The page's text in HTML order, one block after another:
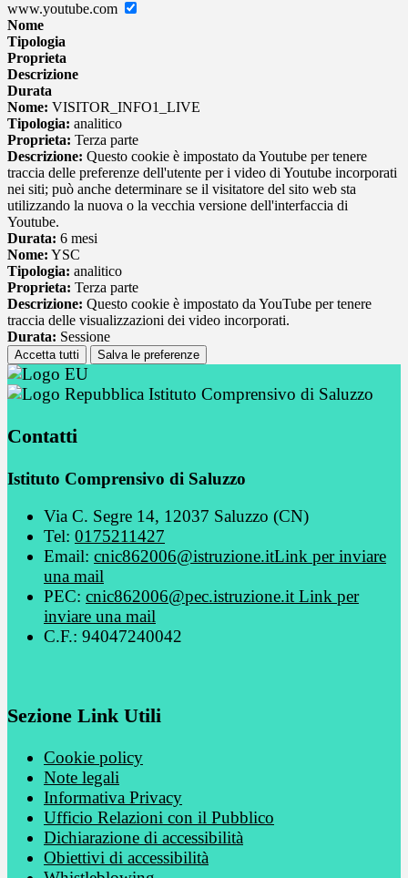
www.youtube.com
Nome
Tipologia
Proprieta
Descrizione
Durata
Nome: VISITOR_INFO1_LIVE
Tipologia: analitico
Proprieta: Terza parte
Descrizione: Questo cookie è impostato da Youtube per tenere
traccia delle preferenze dell'utente per i video di Youtube incorporati
nei siti; può anche determinare se il visitatore del sito web sta
utilizzando la nuova o la vecchia versione dell'interfaccia di
Youtube.
Durata: 6 mesi
Nome: YSC
Tipologia: analitico
Proprieta: Terza parte
Descrizione: Questo cookie è impostato da YouTube per tenere
traccia delle visualizzazioni dei video incorporati.
Durata: Sessione
Accetta tutti Salva le preferenze
Istituto Comprensivo di Saluzzo
Contatti
Istituto Comprensivo di Saluzzo
Via C. Segre 14, 12037 Saluzzo (CN)
Tel: 0175211427
Email: cnic862006@istruzione.itLink per inviare
una mail
PEC: cnic862006@pec.istruzione.it Link per
inviare una mail
C.F.: 94047240042
Sezione Link Utili
Cookie policy
Note legali
Informativa Privacy
Ufficio Relazioni con il Pubblico
Dichiarazione di accessibilità
Obiettivi di accessibilità